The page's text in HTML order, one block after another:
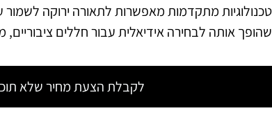
טכנולוגיות מתקדמות מאפשרות לתאורה ירוקה
שהופך אותה לבחירה אידיאלית עבור חללים ציבוריים,
לקבלת הצעת מחיר שלא